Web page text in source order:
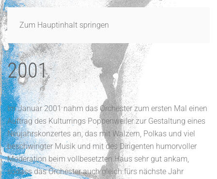
Zum Hauptinhalt springen
2001
Im Januar 2001 nahm das Orchester zum ersten Mal einen
Auftrag des Kulturrings Poppenweiler zur Gestaltung eines
Neujahrskonzertes an, das mit Walzern, Polkas und viel
beschwingter Musik und mit des Dirigenten humorvoller
Moderation beim vollbesetzten Haus sehr gut ankam,
sodass das Orchester auch gleich fürs nächste Jahr